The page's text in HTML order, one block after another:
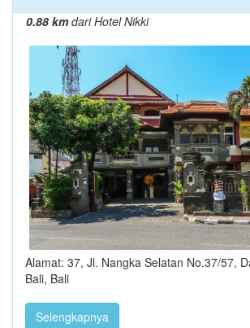
0.88 kmdari Hotel Nikki
Alamat: 37, Jl. Nangka Selatan No.37/57,
Bali, Bali
Selengkapnya